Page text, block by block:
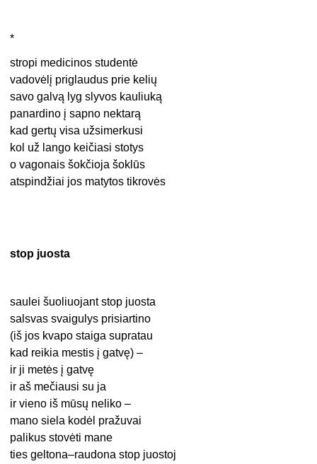
*
stropi medicinos studentė
vadovėlį priglaudus prie kelių
savo galvą lyg slyvos kauliuką
panardino į sapno nektarą
kad gertų visa užsimerkusi
kol už lango keičiasi stotys
o vagonais šokčioja šoklūs
atspindžiai jos matytos tikrovės
stop juosta
saulei šuoliuojant stop juosta
salsvas svaigulys prisiartino
(iš jos kvapo staiga supratau
kad reikia mestis į gatvę) –
ir ji metės į gatvę
ir aš mečiausi su ja
ir vieno iš mūsų neliko –
mano siela kodėl pražuvai
palikus stovėti mane
ties geltona–raudona stop juostoj